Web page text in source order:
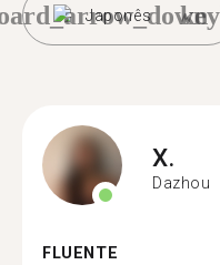
Japonês
X.
Dazhou
FLUENTE